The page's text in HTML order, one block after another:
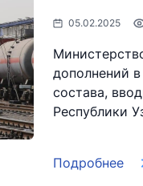
05.02.2025
дополнений
состава,
Республики
Подробнее